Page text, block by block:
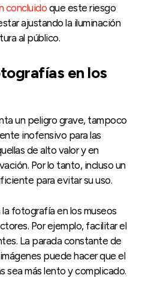
concluido que este riesgo
ajustando la iluminación
al público.
en los
un peligro grave, tampoco
inofensivo para las
de alto valor y en
Por lo tanto, incluso un
para evitar su uso.
fotografía en los museos
Por ejemplo, facilitar el
La parada constante de
puede hacer que el
sea más lento y complicado.